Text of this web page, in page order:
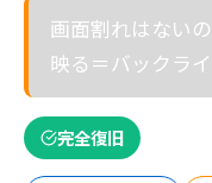
画面割れはない
映る＝バックラ
完全復旧